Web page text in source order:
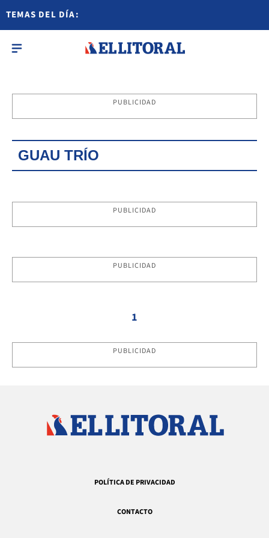
TEMAS DEL DÍA:
PUBLICIDAD
GUAU TRÍO
PUBLICIDAD
PUBLICIDAD
1
PUBLICIDAD
POLÍTICA DE PRIVACIDAD
CONTACTO